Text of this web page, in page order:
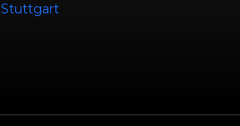
Stuttgart